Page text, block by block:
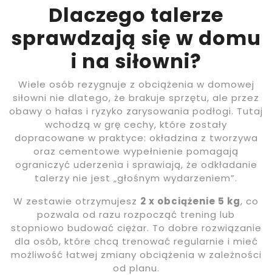
Dlaczego talerze
sprawdzają się w domu
i na siłowni?
Wiele osób rezygnuje z obciążenia w domowej
siłowni nie dlatego, że brakuje sprzętu, ale przez
obawy o hałas i ryzyko zarysowania podłogi. Tutaj
wchodzą w grę cechy, które zostały
dopracowane w praktyce: okładzina z tworzywa
oraz cementowe wypełnienie pomagają
ograniczyć uderzenia i sprawiają, że odkładanie
talerzy nie jest „głośnym wydarzeniem”.
W zestawie otrzymujesz 2 x obciążenie 5 kg, co
pozwala od razu rozpocząć trening lub
stopniowo budować ciężar. To dobre rozwiązanie
dla osób, które chcą trenować regularnie i mieć
możliwość łatwej zmiany obciążenia w zależności
od planu.